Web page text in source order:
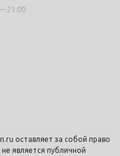
оставляет за собой право
является публичной